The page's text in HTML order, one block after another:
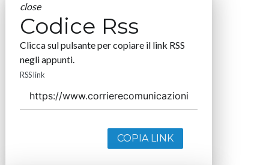
close
Codice Rss
Clicca sul pulsante per copiare il link RSS
negli appunti.
RSS link
COPIA LINK